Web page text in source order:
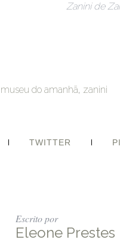
Zanini de
museu do amanhã, zanini
TWITTER
Escrito por
Eleone Prestes